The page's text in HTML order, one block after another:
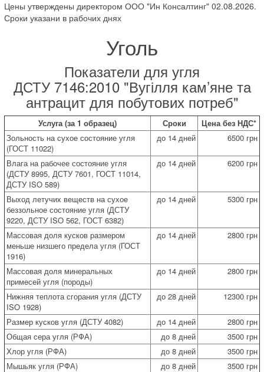
Цены утверждены директором ООО "Ин Консалтинг" 02.08.2026.
Сроки указани в рабочих днях
Уголь
Показатели для угля
ДСТУ 7146:2010 "Вугілля кам’яне та
антрацит для побутових потреб"
Услуга (за 1 образец) Сроки
Цена без НДС*
Зольность на сухое состояние угля
(ГОСТ 11022)
до 14 дней 6500 грн
Влага на рабочее состояние угля
(ДСТУ 8995, ДСТУ 7601, ГОСТ 11014,
ДСТУ ISO 589)
до 14 дней 6200 грн
Выход летучих веществ на сухое
беззольное состояние угля (ДСТУ
9220, ДСТУ ISO 562, ГОСТ 6382)
до 14 дней 5300 грн
Массовая доля кусков размером
меньше низшего предела угля (ГОСТ
1916)
до 14 дней 2800 грн
Массовая доля минеральных
примесей угля (породы)
до 14 дней 2800 грн
Нижняя теплота сгорания угля (ДСТУ
ISO 1928)
до 28 дней 12300 грн
Размер кусков угля (ДСТУ 4082) до 14 дней
2800 грн
Общая сера угля (РФА)
до 8 дней
3500 грн
Хлор угля (РФА)
до 8 дней
3500 грн
Мышьяк угля (РФА)
до 8 дней
3500 грн